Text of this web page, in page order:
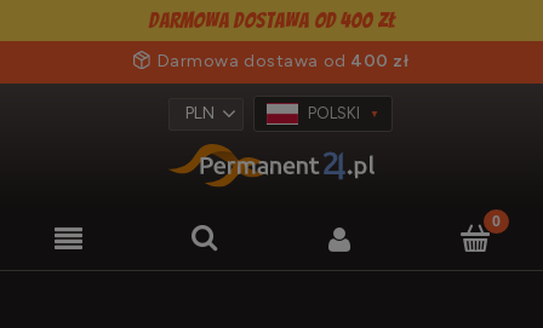
Darmowa dostawa od 400 zł
Darmowa dostawa od 400 zł
POLSKI